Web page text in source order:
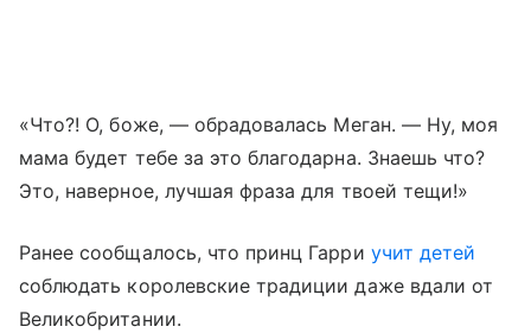
«Что?! О, боже, — обрадовалась Меган. — Ну, моя
мама будет тебе за это благодарна. Знаешь что?
Это, наверное, лучшая фраза для твоей тещи!»
Ранее сообщалось, что принц Гарри учит детей
соблюдать королевские традиции даже вдали от
Великобритании.